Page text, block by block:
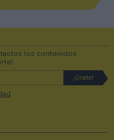
los contenidos